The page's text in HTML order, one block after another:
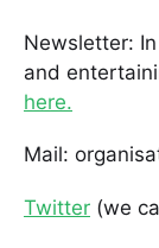
Newsletter:
and
here.
Mail:
Twitter (we